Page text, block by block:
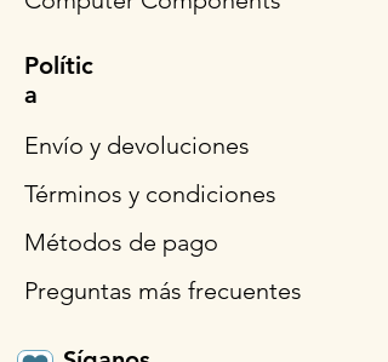
Polític
a
Envío y devoluciones
Términos y condiciones
Métodos de pago
Preguntas más frecuentes